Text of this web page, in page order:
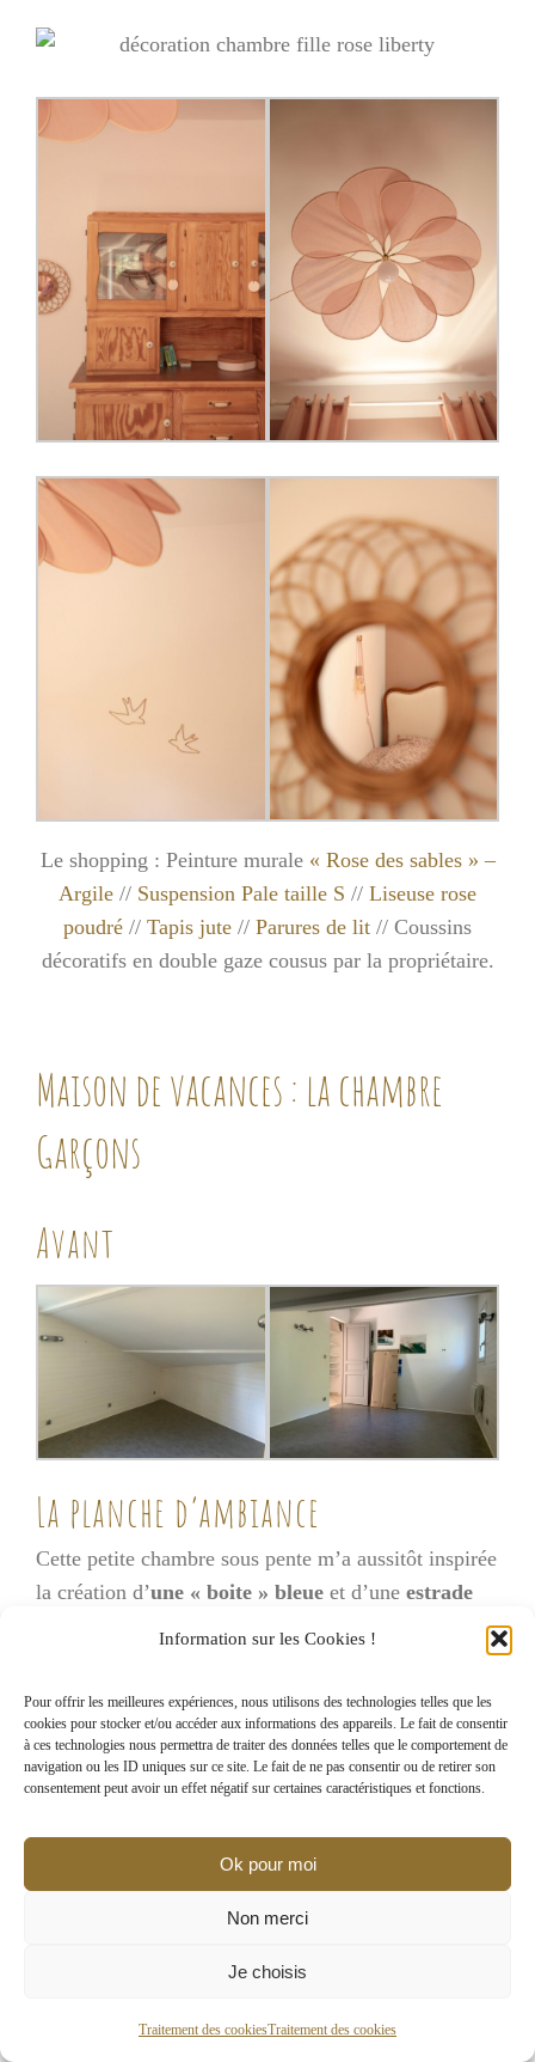
Information sur les Cookies !
Pour offrir les meilleures expériences, nous utilisons des technologies telles que les
cookies pour stocker et/ou accéder aux informations des appareils. Le fait de consentir
à ces technologies nous permettra de traiter des données telles que le comportement de
navigation ou les ID uniques sur ce site. Le fait de ne pas consentir ou de retirer son
consentement peut avoir un effet négatif sur certaines caractéristiques et fonctions.
Ok pour moi
Non merci
Je choisis
Traitement des cookiesTraitement des cookies
Le shopping : Peinture murale « Rose des sables » –
Argile // Suspension Pale taille S // Liseuse rose
poudré // Tapis jute // Parures de lit // Coussins
décoratifs en double gaze cousus par la propriétaire.
Maison de vacances : la chambre
Garçons
Avant
La planche d’ambiance
Cette petite chambre sous pente m’a aussitôt inspirée
la création d’une « boite » bleue et d’une estrade